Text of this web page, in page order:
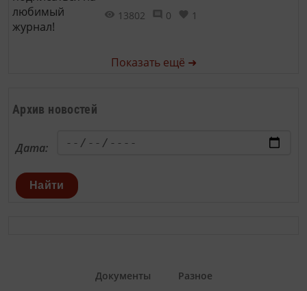
13802
0 1
Показать ещё ➜
Архив новостей
Дата:
Найти
Документы Разное